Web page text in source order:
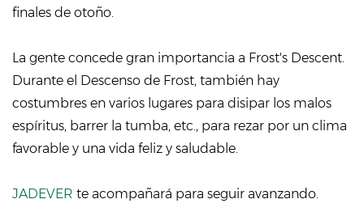
finales de otoño.
La gente concede gran importancia a Frost's Descent.
Durante el Descenso de Frost, también hay
costumbres en varios lugares para disipar los malos
espíritus, barrer la tumba, etc., para rezar por un clima
favorable y una vida feliz y saludable.
JADEVER te acompañará para seguir avanzando.